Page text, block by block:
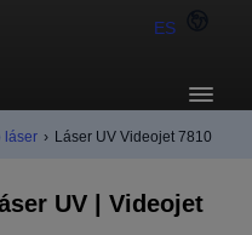
ES
láser › Láser UV Videojet 7810
UV | Videojet